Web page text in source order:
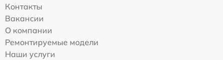
Контакты
Вакансии
О компании
Ремонтируемые модели
Наши услуги